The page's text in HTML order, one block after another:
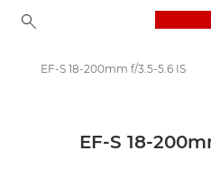
Обективи за фотоапарат Canon
EF-S 18-200mm f/3.5-5.6 IS
EF-S 18-